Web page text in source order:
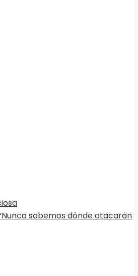
sabemos dónde atacarán